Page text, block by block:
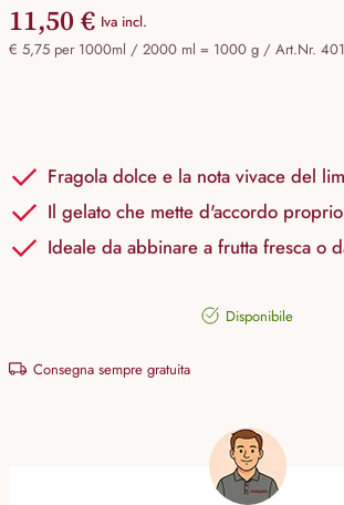
11,50 € Iva incl.
€ 5,75 per 1000ml / 2000 ml = 1000 g / Art.Nr.
Fragola dolce e la nota vivace del
Il gelato che mette d'accordo
Ideale da abbinare a frutta fresca o
Disponibile
Consegna sempre gratuita